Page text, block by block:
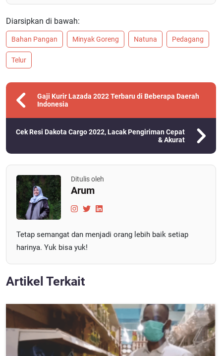
Diarsipkan di bawah:
Bahan Pangan Minyak Goreng Natuna Pedagang
Telur
Gaji Kurir Lazada 2022 Terbaru di Beberapa Daerah
Indonesia
Cek Resi Dakota Cargo 2022, Lacak Pengiriman Cepat
& Akurat
Ditulis oleh
Arum
Tetap semangat dan menjadi orang lebih baik setiap
harinya. Yuk bisa yuk!
Artikel Terkait